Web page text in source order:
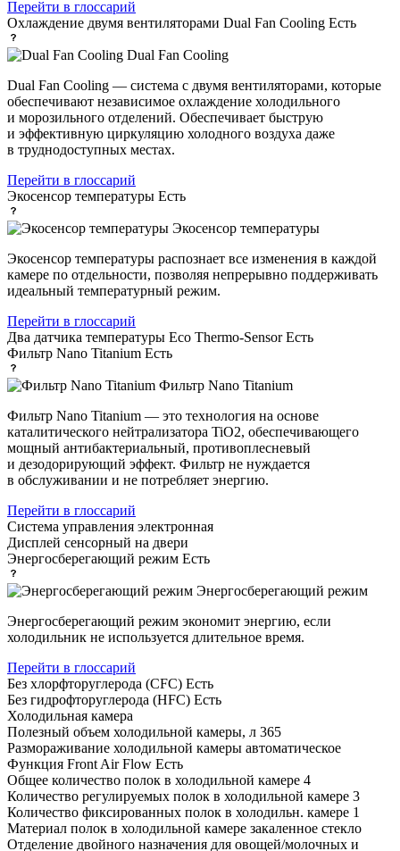
Перейти в глоссарий
Охлаждение двумя вентиляторами Dual Fan Cooling Есть
Dual Fan Cooling
Dual Fan Cooling — система с двумя вентиляторами, которые
обеспечивают независимое охлаждение холодильного
и морозильного отделений. Обеспечивает быструю
и эффективную циркуляцию холодного воздуха даже
в труднодоступных местах.
Перейти в глоссарий
Экосенсор температуры Есть
Экосенсор температуры
Экосенсор температуры распознает все изменения в каждой
камере по отдельности, позволяя непрерывно поддерживать
идеальный температурный режим.
Перейти в глоссарий
Два датчика температуры Eco Thermo-SensorЕсть
Фильтр Nano Titanium Есть
Фильтр Nano Titanium
Фильтр Nano Titanium — это технология на основе
каталитического нейтрализатора TiO2, обеспечивающего
мощный антибактериальный, противоплесневый
и дезодорирующий эффект. Фильтр не нуждается
в обслуживании и не потребляет энергию.
Перейти в глоссарий
Система управления электронная
Дисплей сенсорный на двери
Энергосберегающий режим Есть
Энергосберегающий режим
Энергосберегающий режим экономит энергию, если
холодильник не используется длительное время.
Перейти в глоссарий
Без хлорфторуглерода (CFC) Есть
Без гидрофторуглерода (HFC) Есть
Холодильная камера
Полезный объем холодильной камеры, л 365
Размораживание холодильной камеры автоматическое
Функция Front Air Flow Есть
Общее количество полок в холодильной камере 4
Количество регулируемых полок в холодильной камере 3
Количество фиксированных полок в холодильн. камере 1
Материал полок в холодильной камере закаленное стекло
Отделение двойного назначения для овощей/молочных и